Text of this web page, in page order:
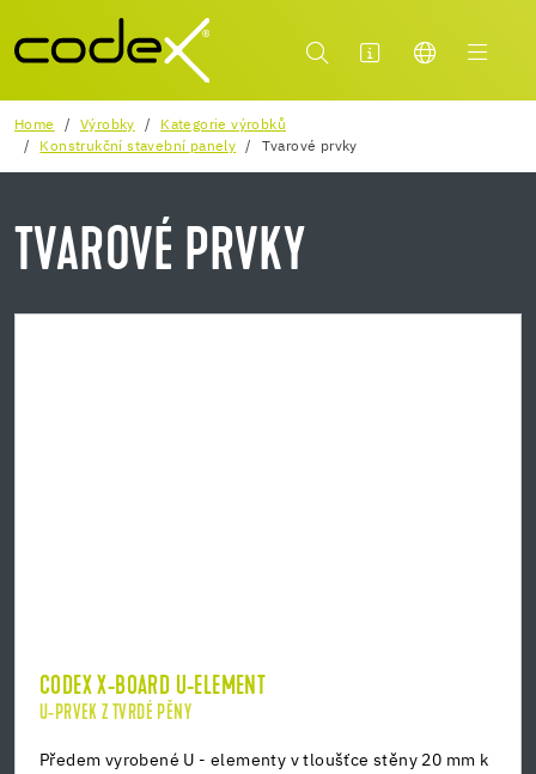
Home Výrobky
Kategorie výrobků
Konstrukční stavební panely
Tvarové prvky
TVAROVÉ PRVKY
CODEX X-BOARD U-ELEMENT
U-PRVEK Z TVRDÉ PĚNY
Předem vyrobené U - elementy v tloušťce stěny 20 mm k